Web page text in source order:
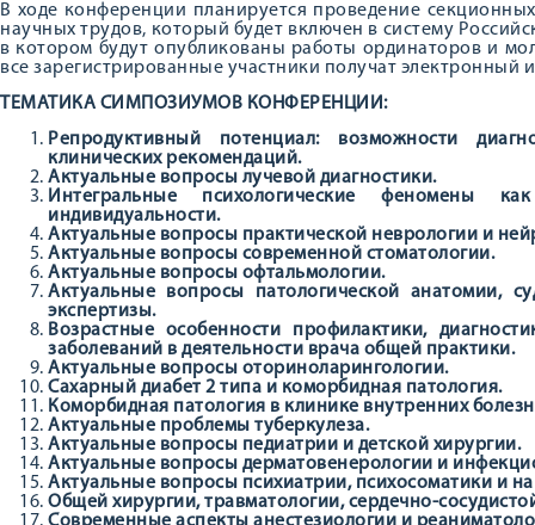
В ходе конференции планируется проведение
научных трудов, который будет включен в систему
в котором будут опубликованы работы ординаторов и
все зарегистрированные участники получат электронный
ТЕМАТИКА СИМПОЗИУМОВ КОНФЕРЕНЦИИ:
Репродуктивный потенциал: возможности
клинических рекомендаций.
Актуальные вопросы лучевой диагностики.
Интегральные психологические феномены
индивидуальности.
Актуальные вопросы практической неврологии и
Актуальные вопросы современной стоматологии.
Актуальные вопросы офтальмологии.
Актуальные вопросы патологической анатомии,
экспертизы.
Возрастные особенности профилактики,
заболеваний в деятельности врача общей практики.
Актуальные вопросы оториноларингологии.
Сахарный диабет 2 типа и коморбидная патология.
Коморбидная патология в клинике внутренних
Актуальные проблемы туберкулеза.
Актуальные вопросы педиатрии и детской хирургии.
Актуальные вопросы дерматовенерологии и
Актуальные вопросы психиатрии, психосоматики и
Общей хирургии, травматологии, сердечно-